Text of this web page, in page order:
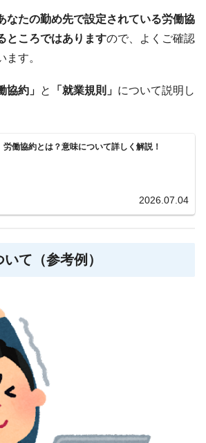
なたの勤め先で設定されている労働協
ところではありますので、よくご確認
ます。
協約」 と 「就業規則」 について説明し
労働協約とは？意味について詳しく解説！
2026.07.04
て（参考例）